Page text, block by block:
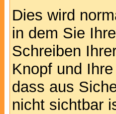
Dies wird
in dem Sie
Schreiben
Knopf und
dass aus
nicht sichtbar